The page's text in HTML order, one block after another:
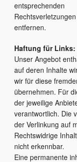
entsprechenden
entfernen.
Haftung für Links:
Unser Angebot
auf deren Inhalte
wir für diese
übernehmen. Für
der jeweilige
verantwortlich. Die
der Verlinkung auf
Rechtswidrige
nicht erkennbar.
Eine permanente